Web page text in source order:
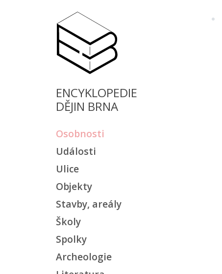
ENCYKLOPEDIE
DĚJIN BRNA
Osobnosti
Události
Ulice
Objekty
Stavby, areály
Školy
Spolky
Archeologie